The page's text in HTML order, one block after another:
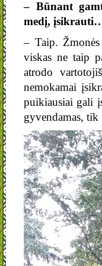
– Būnant
medį,
– Taip.
viskas ne taip
atrodo
nemokamai
puikiausiai gali
gyvendamas,